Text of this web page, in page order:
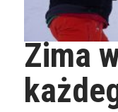
Zima